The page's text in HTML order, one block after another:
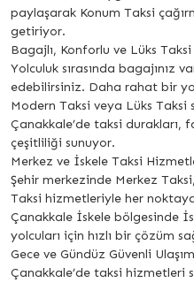
paylaşarak Konum Taksi
getiriyor.
Bagajlı, Konforlu ve Lüks Taksi
Yolculuk sırasında bagajınız
edebilirsiniz. Daha rahat bir
Modern Taksi veya Lüks Taksi
Çanakkale’de taksi durakları,
çeşitliliği sunuyor.
Merkez ve İskele Taksi
Şehir merkezinde Merkez
Taksi hizmetleriyle her
Çanakkale İskele bölgesinde
yolcuları için hızlı bir çözüm
Gece ve Gündüz Güvenli Ulaşım
Çanakkale’de taksi hizmetleri